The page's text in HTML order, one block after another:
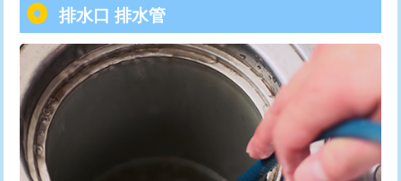
用（追加）/3ｍ超え)
給水管工事※（ライニング鋼管・銅
管・ポリ管・HT管使用/3ｍまで)
44,000円
給水管工事※（ライニング鋼管・銅
管・ポリ管・HT管使用/3ｍ超え)
+8,800円
排水管工事（土の掘削・埋め戻し作
業）
11,000円~
トーラー機使用/3mまで
追加トーラー機使用/3m超え +3,300円
カメラ調査 33,000円
桝清掃 8,800円
止水・漏水調査・防水処理・清掃・修
11,000円
排水口 排水管